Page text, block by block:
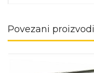
Povezani proizvodi